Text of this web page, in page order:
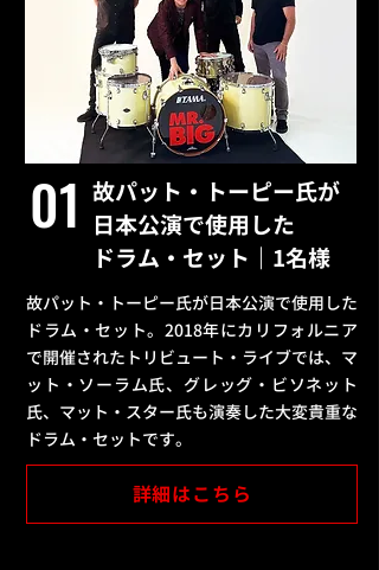
01 故パット・トーピー氏が
日本公演で使用した
ドラム・セット｜1名様
故パット・トーピー氏が日本公演で使用した
ドラム・セット。2018年にカリフォルニア
で開催されたトリビュート・ライブでは、マ
ット・ソーラム氏、グレッグ・ビソネット
氏、マット・スター氏も演奏した大変貴重な
ドラム・セットです。
詳細はこちら